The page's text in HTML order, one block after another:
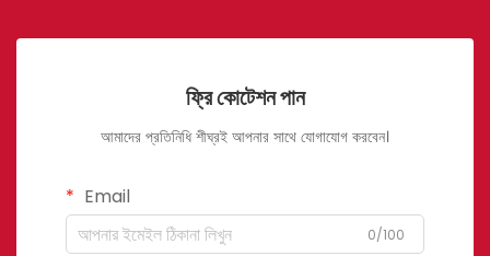
ফ্রি কোটেশন পান
আমাদের প্রতিনিধি শীঘ্রই আপনার সাথে যোগাযোগ করবেন।
Email
0/100